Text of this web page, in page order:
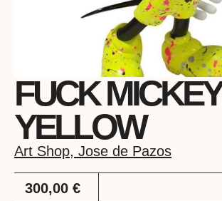
FUCK MICKEY
YELLOW
Art Shop, Jose de Pazos
300,00 €